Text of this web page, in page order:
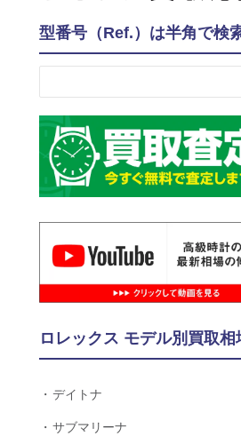
型番号（Ref.）は半角で検
ロレックス モデル別買取相
デイトナ
サブマリーナ